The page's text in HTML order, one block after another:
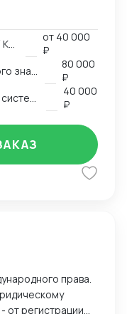
продукции
номера
от 40 000
₽
80 000
₽
40 000
₽
права.
от регистрации